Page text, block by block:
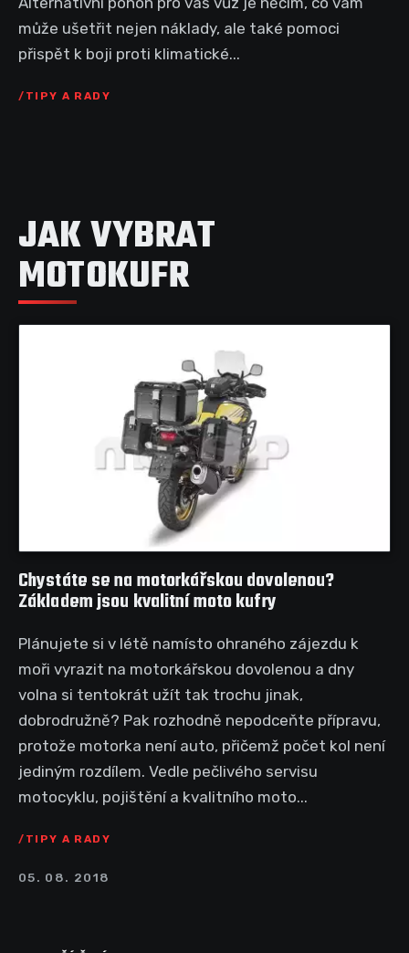
může ušetřit nejen náklady, ale také pomoci
přispět k boji proti klimatické...
TIPY A RADY
JAK VYBRAT
MOTOKUFR
Chystáte se na motorkářskou dovolenou?
Základem jsou kvalitní moto kufry
Plánujete si v létě namísto ohraného zájezdu k
moři vyrazit na motorkářskou dovolenou a dny
volna si tentokrát užít tak trochu jinak,
dobrodružně? Pak rozhodně nepodceňte přípravu,
protože motorka není auto, přičemž počet kol není
jediným rozdílem. Vedle pečlivého servisu
motocyklu, pojištění a kvalitního moto...
TIPY A RADY
05. 08. 2018